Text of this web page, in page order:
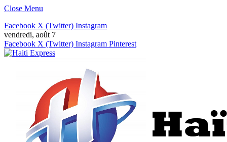
Close Menu
Facebook X (Twitter) Instagram
vendredi, août 7
Facebook X (Twitter) Instagram Pinterest